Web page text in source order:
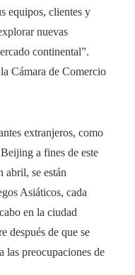
equipos, clientes y
nuevas
continental”.
Cámara de Comercio
extranjeros, como
a fines de este
abril, se están
Asiáticos, cada
en la ciudad
después de que se
las preocupaciones de